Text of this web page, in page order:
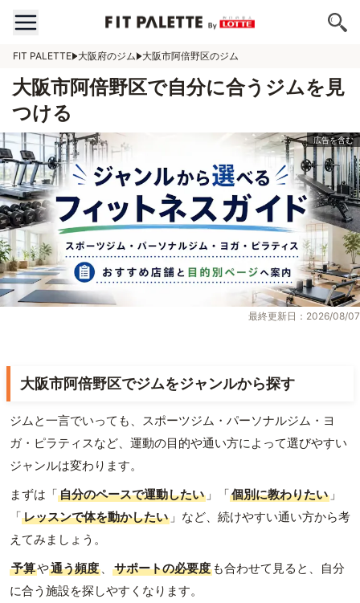
FIT PALETTE 大阪府のジム 大阪市阿倍野区のジム
大阪市阿倍野区で自分に合うジムを見
つける
最終更新日：2026/08/07
大阪市阿倍野区でジムをジャンルから探す
ジムと一言でいっても、スポーツジム・パーソナルジム・ヨ
ガ・ピラティスなど、運動の目的や通い方によって選びやすい
ジャンルは変わります。
まずは「自分のペースで運動したい 」「個別に教わりたい 」
「レッスンで体を動かしたい 」など、続けやすい通い方から考
えてみましょう。
予算や通う頻度 、 サポートの必要度 も合わせて見ると、自分
に合う施設を探しやすくなります。